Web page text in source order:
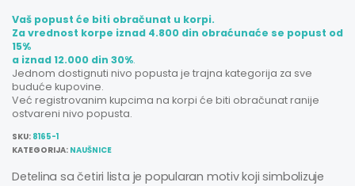
Vaš popust će biti obračunat u korpi.
Za vrednost korpe iznad 4.800 din obraćunaće se popust od
15%
a iznad 12.000 din 30%.
Jednom dostignuti nivo popusta je trajna kategorija za sve
buduće kupovine.
Već registrovanim kupcima na korpi će biti obračunat ranije
ostvareni nivo popusta.
SKU: 8165-1
KATEGORIJA: NAUŠNICE
Detelina sa četiri lista je popularan motiv koji simbolizuje